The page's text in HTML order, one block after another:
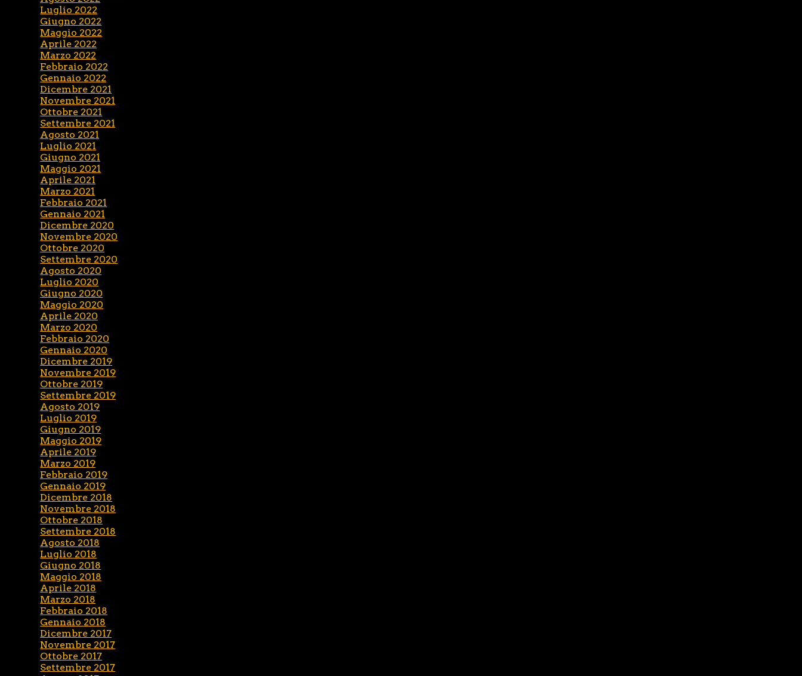
Luglio 2022
Giugno 2022
Maggio 2022
Aprile 2022
Marzo 2022
Febbraio 2022
Gennaio 2022
Dicembre 2021
Novembre 2021
Ottobre 2021
Settembre 2021
Agosto 2021
Luglio 2021
Giugno 2021
Maggio 2021
Aprile 2021
Marzo 2021
Febbraio 2021
Gennaio 2021
Dicembre 2020
Novembre 2020
Ottobre 2020
Settembre 2020
Agosto 2020
Luglio 2020
Giugno 2020
Maggio 2020
Aprile 2020
Marzo 2020
Febbraio 2020
Gennaio 2020
Dicembre 2019
Novembre 2019
Ottobre 2019
Settembre 2019
Agosto 2019
Luglio 2019
Giugno 2019
Maggio 2019
Aprile 2019
Marzo 2019
Febbraio 2019
Gennaio 2019
Dicembre 2018
Novembre 2018
Ottobre 2018
Settembre 2018
Agosto 2018
Luglio 2018
Giugno 2018
Maggio 2018
Aprile 2018
Marzo 2018
Febbraio 2018
Gennaio 2018
Dicembre 2017
Novembre 2017
Ottobre 2017
Settembre 2017